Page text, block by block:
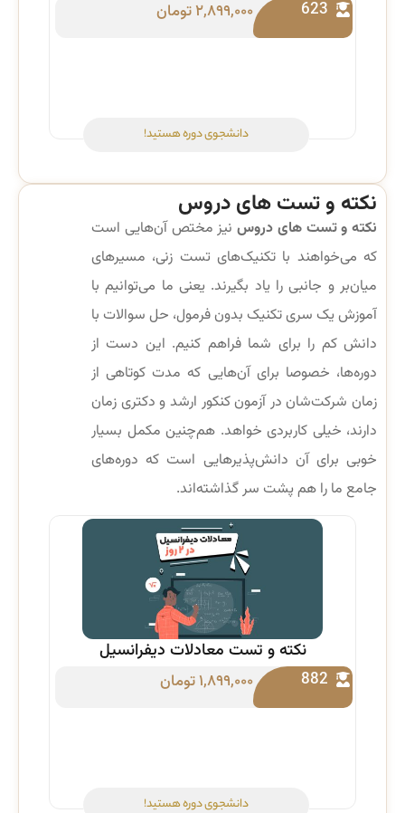
623 ۲,۸۹۹,۰۰۰تومان
دانشجوی دوره هستید!
نکته و تست های دروس
نکته و تست های دروس نیز مختص آن‌هایی است
که می‌خواهند با تکنیک‌های تست زنی، مسیرهای
میان‌بر و جانبی را یاد بگیرند. یعنی ما می‌توانیم با
آموزش یک سری تکنیک بدون فرمول، حل سوالات با
دانش کم را برای شما فراهم کنیم. این دست از
دوره‌ها، خصوصا برای آن‌هایی که مدت کوتاهی از
زمان شرکت‌شان در آزمون کنکور ارشد و دکتری زمان
دارند، خیلی کاربردی خواهد. هم‌چنین مکمل بسیار
خوبی برای آن‌ دانش‌پذیرهایی است که دوره‌های
جامع ما را هم پشت سر گذاشته‌اند.
نکته و تست معادلات دیفرانسیل
882 ۱,۸۹۹,۰۰۰تومان
دانشجوی دوره هستید!